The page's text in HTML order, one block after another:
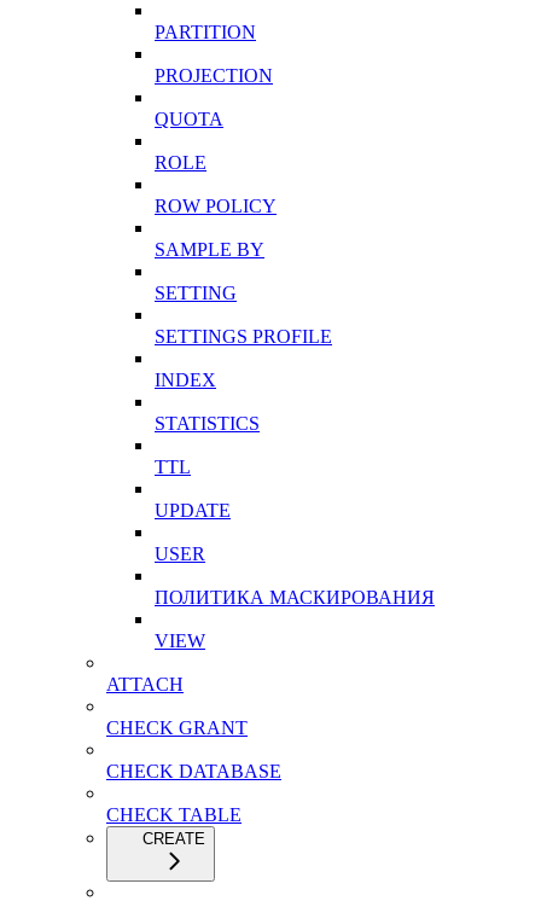
PARTITION
PROJECTION
QUOTA
ROLE
ROW POLICY
SAMPLE BY
SETTING
SETTINGS PROFILE
INDEX
STATISTICS
TTL
UPDATE
USER
ПОЛИТИКА МАСКИРОВАНИЯ
VIEW
ATTACH
CHECK GRANT
CHECK DATABASE
CHECK TABLE
CREATE